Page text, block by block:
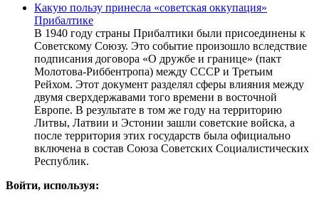
Какую пользу принесла «советская оккупация»
Прибалтике
В 1940 году страны Прибалтики были присоединены к
Советскому Союзу. Это событие произошло вследствие
подписания договора «О дружбе и границе» (пакт
Молотова-Риббентропа) между СССР и Третьим
Рейхом. Этот документ разделял сферы влияния между
двумя сверхдержавами того времени в восточной
Европе. В результате в том же году на территорию
Литвы, Латвии и Эстонии зашли советские войска, а
после территория этих государств была официально
включена в состав Союза Советских Социалистических
Республик.
Войти, используя: